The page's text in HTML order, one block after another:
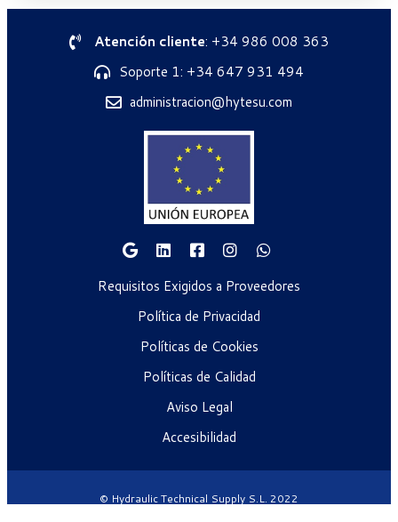
Atención cliente: +34 986 008 363
Soporte 1: +34 647 931 494
administracion@hytesu.com
Requisitos Exigidos a Proveedores
Política de Privacidad
Políticas de Cookies
Políticas de Calidad
Aviso Legal
Accesibilidad
© Hydraulic Technical Supply S.L. 2022